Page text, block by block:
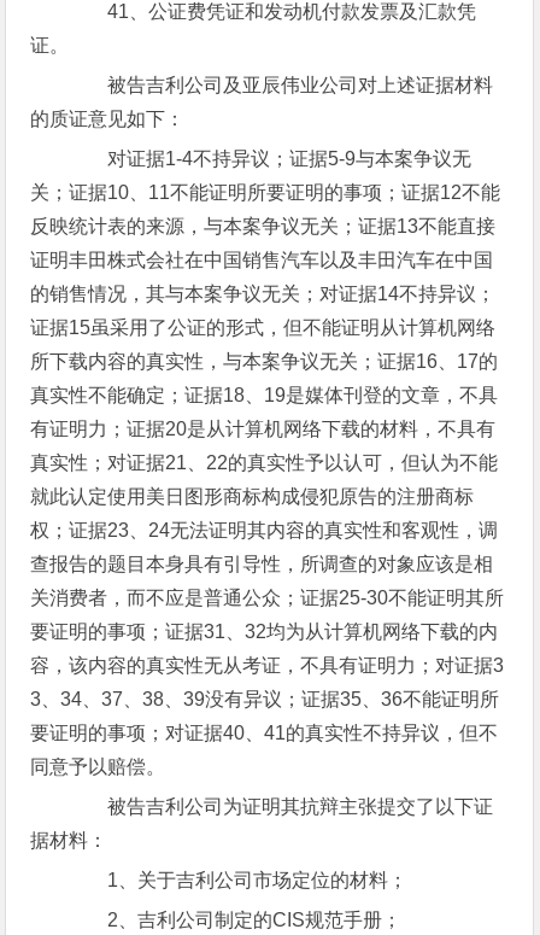
41、公证费凭证和发动机付款发票及汇款凭
证。
被告吉利公司及亚辰伟业公司对上述证据材料
的质证意见如下：
对证据1-4不持异议；证据5-9与本案争议无
关；证据10、11不能证明所要证明的事项；证据12不能
反映统计表的来源，与本案争议无关；证据13不能直接
证明丰田株式会社在中国销售汽车以及丰田汽车在中国
的销售情况，其与本案争议无关；对证据14不持异议；
证据15虽采用了公证的形式，但不能证明从计算机网络
所下载内容的真实性，与本案争议无关；证据16、17的
真实性不能确定；证据18、19是媒体刊登的文章，不具
有证明力；证据20是从计算机网络下载的材料，不具有
真实性；对证据21、22的真实性予以认可，但认为不能
就此认定使用美日图形商标构成侵犯原告的注册商标
权；证据23、24无法证明其内容的真实性和客观性，调
查报告的题目本身具有引导性，所调查的对象应该是相
关消费者，而不应是普通公众；证据25-30不能证明其所
要证明的事项；证据31、32均为从计算机网络下载的内
容，该内容的真实性无从考证，不具有证明力；对证据3
3、34、37、38、39没有异议；证据35、36不能证明所
要证明的事项；对证据40、41的真实性不持异议，但不
同意予以赔偿。
被告吉利公司为证明其抗辩主张提交了以下证
据材料：
1、关于吉利公司市场定位的材料；
2、吉利公司制定的CIS规范手册；